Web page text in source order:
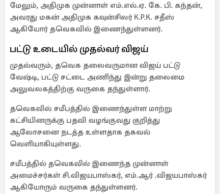
மேலும், அதிமுக முன்னாள் எம்.எல்.ஏ. கே. பி. கந்தன்,
அவரது மகன் அதிமுக கவுன்சிலர் K.P.K. சதீஸ்
ஆகியோர் தவெகவில் இணைந்துள்ளனர்.
பட்டு உடையில் முதல்வர் விஜய்
முதல்வரும், தவெக தலைவருமான விஜய் பட்டு
வேஷ்டி, பட்டு சட்டை அணிந்து இன்று தலைமை
அலுவலகத்திற்கு வருகை தந்துள்ளார்.
தவெகவில் சமீபத்தில் இணைந்துள்ள மாற்று
கட்சியினருக்கு பதவி வழங்குவது குறித்து
ஆலோசனை நடத்த உள்ளதாக தகவல்
வெளியாகியுள்ளது.
சமீபத்தில் தவெகவில் இணைந்த முன்னாள்
அமைச்சர்கள் சி.விஜயபாஸ்கர், எம்.ஆர் .விஜயபாஸ்கர்
ஆகியோரும் வருகை தந்துள்ளனர்.